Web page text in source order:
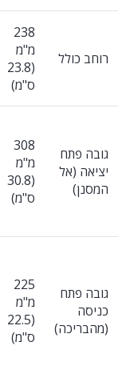
רוחב כולל
238
מ"מ
(23.8
ס"מ)
גובה פתח
יציאה (אל
המסנן)
308
מ"מ
(30.8
ס"מ)
גובה פתח
כניסה
(מהבריכה)
225
מ"מ
(22.5
ס"מ)